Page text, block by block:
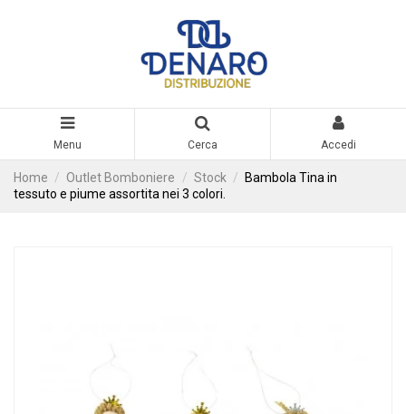
Menu Cerca Accedi
Home Outlet Bomboniere Stock
Bambola Tina in
tessuto e piume assortita nei 3 colori.